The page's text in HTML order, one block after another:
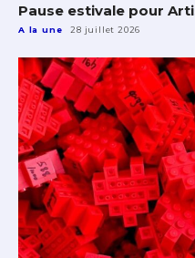
Pause estivale pour
A la une 28 juillet 2026